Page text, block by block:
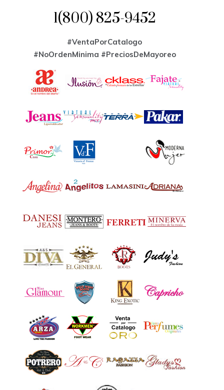
1(800) 825-9452
#VentaPorCatalogo
#NoOrdenMinima #PreciosDeMayoreo